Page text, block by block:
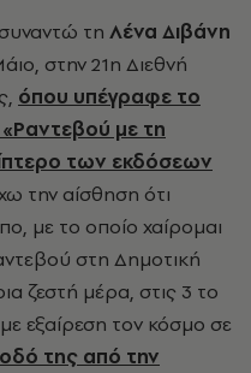
τη Λένα Διβάνη
στην 21η Διεθνή
όπου υπέγραφε το
«Ραντεβού με τη
των εκδόσεων
την αίσθηση ότι
με το οποίο χαίρομαι
στη Δημοτική
ζεστή μέρα, στις 3 το
εξαίρεση τον κόσμο σε
της από την